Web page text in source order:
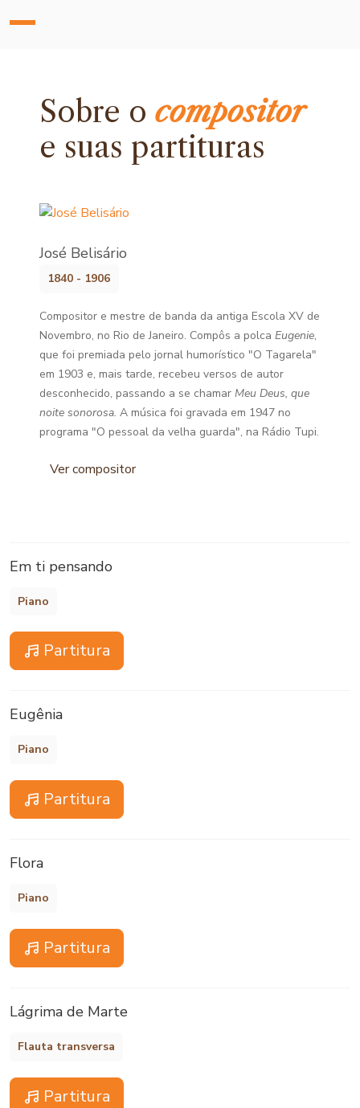
Sobre ocompositor
e suas partituras
José Belisário
1840 - 1906
Compositor e mestre de banda da antiga Escola XV de
Novembro, no Rio de Janeiro. Compôs a polcaEugenie,
que foi premiada pelo jornal humorístico "O Tagarela"
em 1903 e, mais tarde, recebeu versos de autor
desconhecido, passando a se chamar Meu Deus, que
noite sonorosa. A música foi gravada em 1947 no
programa "O pessoal da velha guarda", na Rádio Tupi.
Ver compositor
Em ti pensando
Piano
Partitura
Eugênia
Piano
Partitura
Flora
Piano
Partitura
Lágrima de Marte
Flauta transversa
Partitura